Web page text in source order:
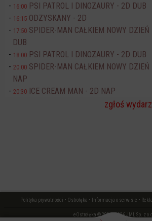
16:00 PSI PATROL I DINOZAURY - 2D DUB
16:15 ODZYSKANY - 2D
17:50 SPIDER-MAN CAŁKIEM NOWY DZIEŃ
DUB
18:00 PSI PATROL I DINOZAURY - 2D DUB
20:00 SPIDER-MAN CAŁKIEM NOWY DZIEŃ
NAP
20:30 ICE CREAM MAN - 2D NAP
zgłoś
Polityka prywatności • Ostrołęka • Informacja o serwisie •
eOstrołęka © 2006 - 2026 JML Sp. z o.o.